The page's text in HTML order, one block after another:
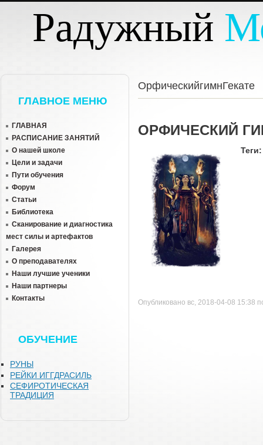
Перейти к основному содержанию
Радужный
ГЛАВНОЕ МЕНЮ
ГЛАВНАЯ
РАСПИСАНИЕ ЗАНЯТИЙ
О нашей школе
Цели и задачи
Пути обучения
Форум
Статьи
Библиотека
Сканирование и диагностика
мест силы и артефактов
Галерея
О преподавателях
Наши лучшие ученики
Наши партнеры
Контакты
ОБУЧЕНИЕ
РУНЫ
РЕЙКИ ИГГДРАСИЛЬ
СЕФИРОТИЧЕСКАЯ
ТРАДИЦИЯ
ОрфическийгимнГекате
ОРФИЧЕСКИЙ
Опубликовано вс, 2018-04-08 15:38